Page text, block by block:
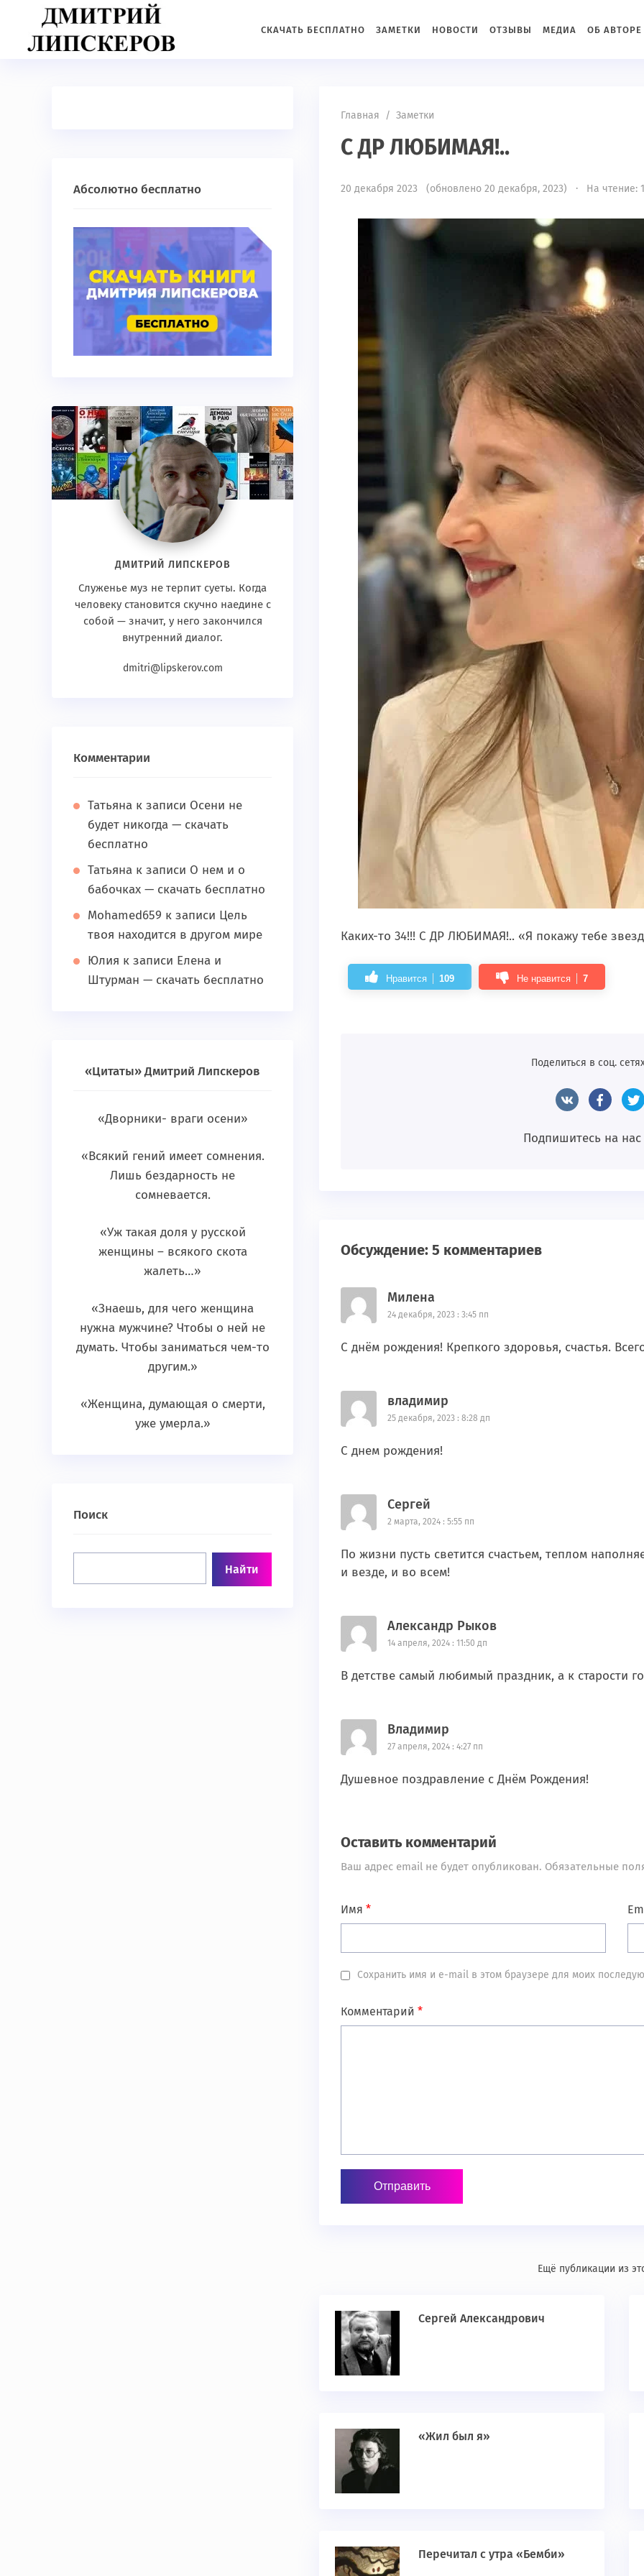
СКАЧАТЬ БЕСПЛАТНО ЗАМЕТКИ НОВОСТИ ОТЗЫВЫ МЕДИА ОБ АВТОРЕ
Главная / Заметки
С ДР ЛЮБИМАЯ!..
20 декабря 2023 (обновлено 20 декабря, 2023) · На чтение:
Каких-то 34!!! С ДР ЛЮБИМАЯ!.. «Я покажу тебе
Нравится 109 Не нравится 7
Поделиться в соц.
Подпишитесь на
Обсуждение: 5 комментариев
Милена
24 декабря, 2023 : 3:45 пп
С днём рождения! Крепкого здоровья, счастья.
владимир
25 декабря, 2023 : 8:28 дп
С днем рождения!
Сергей
2 марта, 2024 : 5:55 пп
По жизни пусть светится счастьем, теплом
и везде, и во всем!
Александр Рыков
14 апреля, 2024 : 11:50 дп
В детстве самый любимый праздник, а к старости
Владимир
27 апреля, 2024 : 4:27 пп
Душевное поздравление с Днём Рождения!
Оставить комментарий
Ваш адрес email не будет опубликован. Обязательные
Имя *
Сохранить имя и e-mail в этом браузере для моих
Комментарий *
Ещё публикации из
Сергей Александрович
«Жил был я»
Перечитал с утра «Бемби»
Абсолютно бесплатно
ДМИТРИЙ ЛИПСКЕРОВ
Служенье муз не терпит суеты. Когда
человеку становится скучно наедине с
собой — значит, у него закончился
внутренний диалог.
dmitri@lipskerov.com
Комментарии
Татьяна к записи Осени не
будет никогда — скачать
бесплатно
Татьяна к записи О нем и о
бабочках — скачать бесплатно
Mohamed659 к записи Цель
твоя находится в другом мире
Юлия к записи Елена и
Штурман — скачать бесплатно
«Цитаты» Дмитрий Липскеров
«Дворники- враги осени»
«Всякий гений имеет сомнения.
Лишь бездарность не
сомневается.
«Уж такая доля у русской
женщины – всякого скота
жалеть…»
«Знаешь, для чего женщина
нужна мужчине? Чтобы о ней не
думать. Чтобы заниматься чем-то
другим.»
«Женщина, думающая о смерти,
уже умерла.»
Поиск